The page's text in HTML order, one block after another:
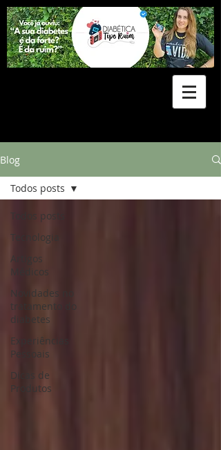
Blog
Todos posts
Tecnologia
Artigos
Médicos
Novidades no
tratamento do
diabetes
Experiências
Pessoais
Dicas de
Produtos
Todos posts